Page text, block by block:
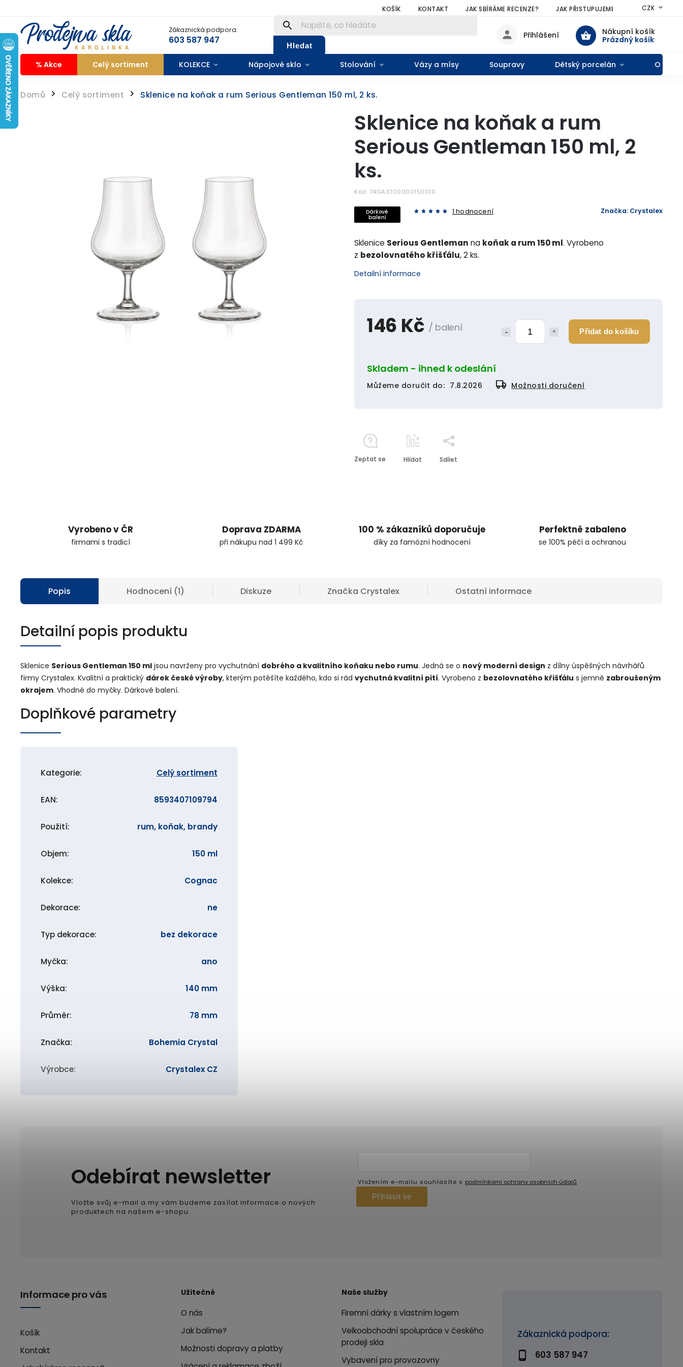
KOŠÍK KONTAKT JAK SBÍRÁME RECENZE? JAK PŘISTUPUJEME KE SLEVÁM?
CZK
Zákaznická podpora:
603 587 947 Hledat
Nákupní košík
Prázdný košík
Přihlášení
% Akce Celý sortiment KOLEKCE Nápojové sklo Stolování Vázy a mísy Soupravy Dětský porcelán O nás
Domů / Celý sortiment / Sklenice na koňak a rum Serious Gentleman 150 ml, 2 ks.
146 Kč / balení Přidat do košíku
Skladem - ihned k odeslání
Můžeme doručit do: 7.8.2026 Možnosti doručení
Sklenice na koňak a rum
Serious Gentleman 150 ml, 2
ks.
Kód: 74GA37000001500111
Dárkové
balení
1 hodnocení Značka: Crystalex
Sklenice Serious Gentleman na koňak a rum 150 ml. Vyrobeno
z bezolovnatého křišťálu, 2 ks.
Detailní informace
Zeptat se Hlídat Sdílet
Vyrobeno v ČR
firmami s tradicí
Doprava ZDARMA
při nákupu nad 1 499 Kč
100 % zákazníků doporučuje
díky za famózní hodnocení
Perfektně zabaleno
se 100% péčí a ochranou
Popis Hodnocení (1) Diskuze Značka Crystalex Ostatní informace
Detailní popis produktu
Sklenice Serious Gentleman 150 ml jsou navrženy pro vychutnání dobrého a kvalitního koňaku nebo rumu. Jedná se o nový moderní design z dílny úspěšných návrhářů
firmy Crystalex. Kvalitní a praktický dárek české výroby, kterým potěšíte každého, kdo si rád vychutná kvalitní pití. Vyrobeno z bezolovnatého křišťálu s jemně zabroušeným
okrajem. Vhodné do myčky. Dárkové balení.
Doplňkové parametry
Kategorie: Celý sortiment
EAN: 8593407109794
Použití: rum, koňak, brandy
Objem: 150 ml
Kolekce: Cognac
Dekorace: ne
Typ dekorace: bez dekorace
Myčka: ano
Výška: 140 mm
Průměr: 78 mm
Značka: Bohemia Crystal
Výrobce: Crystalex CZ
Zákaznická podpora:
603 587 947
Odebírat newsletter
Vložte svůj e-mail a my vám budeme zasílat informace o nových
produktech na našem e-shopu.
Vložením e-mailu souhlasíte s podmínkami ochrany osobních údajů
Přihlásit se
Informace pro vás
Košík
Kontakt
Užitečné
O nás
Jak balíme?
Možnosti dopravy a platby
Naše služby
Firemní dárky s vlastním logem
Velkoobchodní spolupráce v českého
prodeji skla
Vybavení pro provozovny